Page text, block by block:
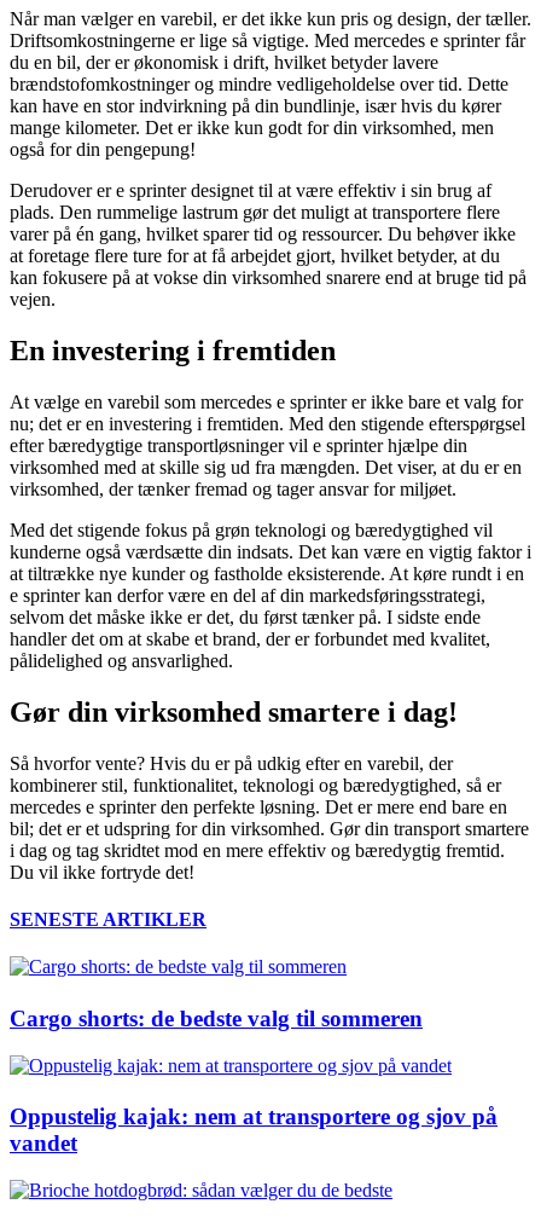
Når man vælger en varebil, er det ikke kun pris og design, der tæller.
Driftsomkostningerne er lige så vigtige. Med mercedes e sprinter får
du en bil, der er økonomisk i drift, hvilket betyder lavere
brændstofomkostninger og mindre vedligeholdelse over tid. Dette
kan have en stor indvirkning på din bundlinje, især hvis du kører
mange kilometer. Det er ikke kun godt for din virksomhed, men
også for din pengepung!
Derudover er e sprinter designet til at være effektiv i sin brug af
plads. Den rummelige lastrum gør det muligt at transportere flere
varer på én gang, hvilket sparer tid og ressourcer. Du behøver ikke
at foretage flere ture for at få arbejdet gjort, hvilket betyder, at du
kan fokusere på at vokse din virksomhed snarere end at bruge tid på
vejen.
En investering i fremtiden
At vælge en varebil som mercedes e sprinter er ikke bare et valg for
nu; det er en investering i fremtiden. Med den stigende efterspørgsel
efter bæredygtige transportløsninger vil e sprinter hjælpe din
virksomhed med at skille sig ud fra mængden. Det viser, at du er en
virksomhed, der tænker fremad og tager ansvar for miljøet.
Med det stigende fokus på grøn teknologi og bæredygtighed vil
kunderne også værdsætte din indsats. Det kan være en vigtig faktor i
at tiltrække nye kunder og fastholde eksisterende. At køre rundt i en
e sprinter kan derfor være en del af din markedsføringsstrategi,
selvom det måske ikke er det, du først tænker på. I sidste ende
handler det om at skabe et brand, der er forbundet med kvalitet,
pålidelighed og ansvarlighed.
Gør din virksomhed smartere i dag!
Så hvorfor vente? Hvis du er på udkig efter en varebil, der
kombinerer stil, funktionalitet, teknologi og bæredygtighed, så er
mercedes e sprinter den perfekte løsning. Det er mere end bare en
bil; det er et udspring for din virksomhed. Gør din transport smartere
i dag og tag skridtet mod en mere effektiv og bæredygtig fremtid.
Du vil ikke fortryde det!
SENESTE ARTIKLER
Cargo shorts: de bedste valg til sommeren
Oppustelig kajak: nem at transportere og sjov på
vandet